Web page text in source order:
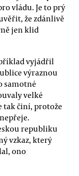
vládu. Je to prý
že zdánlivě
jen klid
vyjádřil
výraznou
samotné
velké
tak činí, protože
republiku
vzkaz, který
ono